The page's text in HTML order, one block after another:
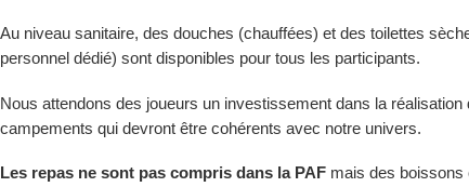
Au niveau sanitaire, des douches (chauffées) et des toilettes
personnel dédié) sont disponibles pour tous les participants.
Nous attendons des joueurs un investissement dans la
campements qui devront être cohérents avec notre univers.
Les repas ne sont pas compris dans la PAF mais des boissons